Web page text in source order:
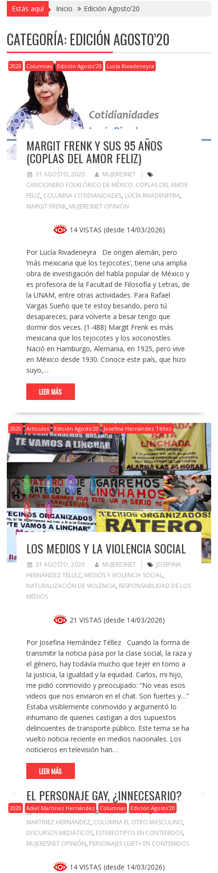
Estás aquí Inicio Edición Agosto’20
CATEGORÍA: EDICIÓN AGOSTO’20
2020 Columnas Edición Agosto'20 Lucía Rivadeneyra
MARGIT FRENK Y SUS 95 AÑOS
(COPLAS DEL AMOR FELIZ)
31 AGOSTO, 2020
MUJERESNET
CANCIONERO FOLKLÓRICO DE MÉXICO. COPLAS DEL AMOR
FELIZ, COLUMNA COTIDIANIDADES, LUCÍA RIVADENEYRA,
MARGIT FRENK, MUJERESNET OPINIÓN
14 VISTAS (desde 14/03/2026)
Por Lucía Rivadeneyra De origen alemán, pero
‘más mexicana que los tejocotes’, tiene una amplia
obra de investigación del habla popular de México y
es profesora de la Facultad de Filosofía y Letras, de
la UNAM, entre otras actividades. Para Rafael
Vargas Sueño que te estoy besando, pero tú
desapareces; para volverte a besar tengo que
dormir dos veces. (1-488) Margit Frenk es más
mexicana que los tejocotes y los xoconostles.
Nació en Hamburgo, Alemania, en 1925, pero vive
en México desde 1930. Conoce este país, que hizo
suyo,…
LEER MÁS
2020 Artículos Edición Agosto'20 Josefina Hernández Téllez
LOS MEDIOS Y LA VIOLENCIA SOCIAL
31 AGOSTO, 2020 MUJERESNET
JOSEFINA
HERNÁNDEZ TÉLLEZ, MEDIOS Y VIOLENCIA SOCIAL,
NATURALIZACIÓN DE VIOLENCIA, RESPONSABILIDAD DE LOS
MEDIOS
21 VISTAS (desde 14/03/2026)
Por Josefina Hernández Téllez Cuando la forma de
transmitir la noticia pasa por la clase social, la raza y
el género, hay todavía mucho que tejer en torno a
la justicia, la igualdad y la equidad. Carlos, mi hijo,
me pidió conmovido y preocupado: “No veas esos
videos que nos enviaron en el chat. Son fuertes y…”
Estaba visiblemente conmovido y argumentó lo
inhumano de quienes castigan a dos supuestos
delincuentes de transporte público. Este tema se ha
vuelto noticia reciente en medios nacionales. Los
noticieros en televisión han…
LEER MÁS
2020 Adiel Martínez Hernández Columnas Edición Agosto'20
EL PERSONAJE GAY, ¿INNECESARIO?
31 AGOSTO, 2020 MUJERESNET
ADIEL
MARTÍNEZ HERNÁNDEZ, COLUMNA EL OTRO MASCULINO,
DISCURSOS MEDIÁTICOS, ESTEREOTIPOS EN CONTENIDOS,
MUJERESNET OPINIÓN, PERSONAJES LGBT+ EN CONTENIDOS
14 VISTAS (desde 14/03/2026)